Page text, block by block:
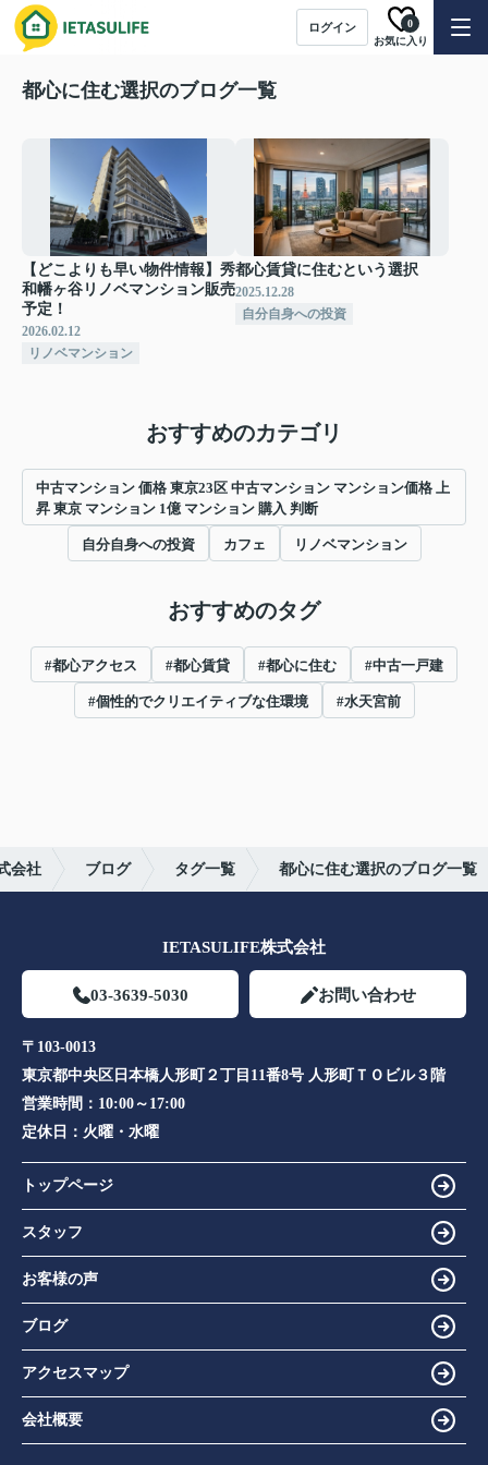
ログイン
お気に入り
0
都心に住む選択のブログ一覧
【どこよりも早い物件情報】秀
和幡ヶ谷リノベマンション販売
予定！
2026.02.12
リノベマンション
都心賃貸に住むという選択
2025.12.28
自分自身への投資
おすすめのカテゴリ
中古マンション 価格 東京23区 中古マンション マンション価格 上
昇 東京 マンション 1億 マンション 購入 判断
自分自身への投資 カフェ リノベマンション
おすすめのタグ
#都心アクセス #都心賃貸 #都心に住む #中古一戸建
#個性的でクリエイティブな住環境 #水天宮前
会社 ブログ タグ一覧 都心に住む選択のブログ一覧
IETASULIFE株式会社
03-3639-5030 お問い合わせ
〒103-0013
東京都中央区日本橋人形町２丁目11番8号 人形町ＴＯビル３階
営業時間： 10:00～17:00
定休日： 火曜・水曜
トップページ
スタッフ
お客様の声
ブログ
アクセスマップ
会社概要